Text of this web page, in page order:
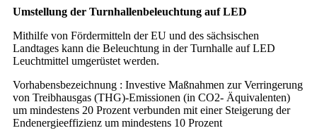
Umstellung der Turnhallenbeleuchtung auf LED
Mithilfe von Fördermitteln der EU und des sächsischen
Landtages kann die Beleuchtung in der Turnhalle auf LED
Leuchtmittel umgerüstet werden.
Vorhabensbezeichnung : Investive Maßnahmen zur Verringerung
von Treibhausgas (THG)-Emissionen (in CO2- Äquivalenten)
um mindestens 20 Prozent verbunden mit einer Steigerung der
Endenergieeffizienz um mindestens 10 Prozent